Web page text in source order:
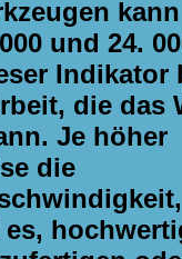
und 24.
Indikator
die das
Je höher
die